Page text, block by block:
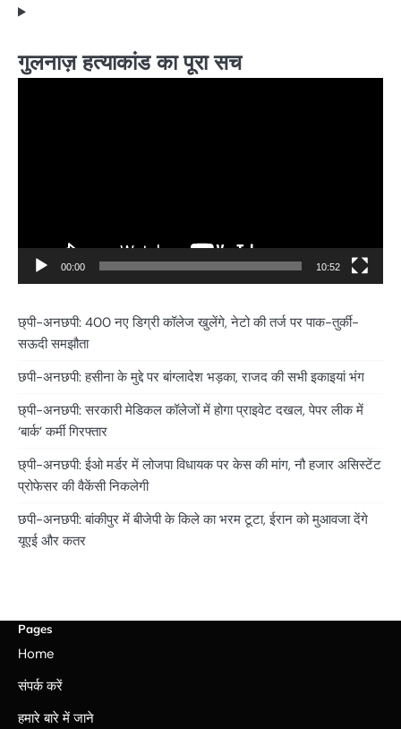
गुलनाज़ हत्याकांड का पूरा सच
00:00 10:52
छ्पी-अनछपी: 400 नए डिग्री कॉलेज खुलेंगे, नेटो की तर्ज पर पाक-तुर्की-
सऊदी समझौता
छपी-अनछपी: हसीना के मुद्दे पर बांग्लादेश भड़का, राजद की सभी इकाइयां भंग
छ्पी-अनछपी: सरकारी मेडिकल कॉलेजों में होगा प्राइवेट दखल, पेपर लीक में
‘बार्क’ कर्मी गिरफ्तार
छ्पी-अनछपी: ईओ मर्डर में लोजपा विधायक पर केस की मांग, नौ हजार असिस्टेंट
प्रोफेसर की वैकेंसी निकलेगी
छपी-अनछपी: बांकीपुर में बीजेपी के किले का भरम टूटा, ईरान को मुआवजा देंगे
यूएई और कतर
Pages
Home
संपर्क करें
हमारे बारे में जाने